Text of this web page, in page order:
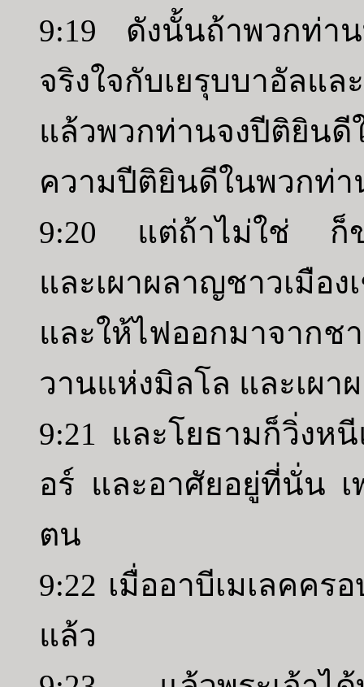
9:19 ดังนั้นถ้าพวกท่าน
จริงใจกับเยรุบบาอัลแ
แล้วพวกท่านจงปีติยินดี
ความปีติยินดีในพวกท่า
9:20 แต่ถ้าไม่ใช่ ก็ข
และเผาผลาญชาวเมือ
และให้ไฟออกมาจาก
วานแห่งมิลโล และเผา
9:21 และโยธามก็วิ่งห
อร์ และอาศัยอยู่ที่นั่น เ
ตน
9:22 เมื่ออาบีเมเลคคร
แล้ว